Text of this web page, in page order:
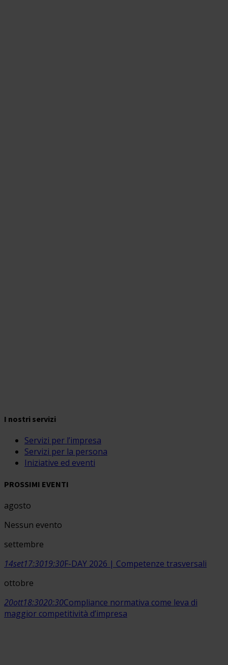
I nostri servizi
Servizi per l’impresa
Servizi per la persona
Iniziative ed eventi
PROSSIMI EVENTI
agosto
Nessun evento
settembre
14set17:3019:30F-DAY 2026 | Competenze trasversali
ottobre
20ott18:3020:30Compliance normativa come leva di
maggior competitività d’impresa